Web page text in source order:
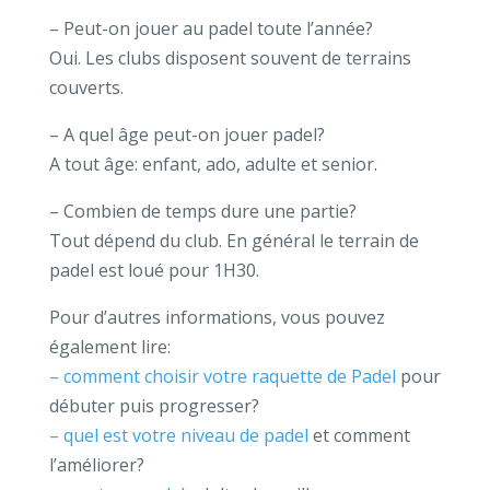
– Peut-on jouer au padel toute l’année?
Oui. Les clubs disposent souvent de terrains
couverts.
– A quel âge peut-on jouer padel?
A tout âge: enfant, ado, adulte et senior.
– Combien de temps dure une partie?
Tout dépend du club. En général le terrain de
padel est loué pour 1H30.
Pour d’autres informations, vous pouvez
également lire:
– comment choisir votre raquette de Padel pour
débuter puis progresser?
– quel est votre niveau de padel et comment
l’améliorer?